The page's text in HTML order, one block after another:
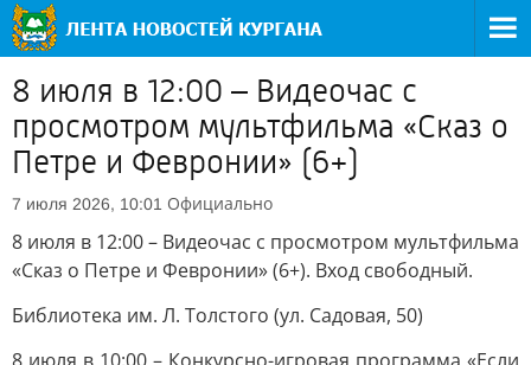
8 июля в 12:00 – Видеочас с
просмотром мультфильма «Сказ о
Петре и Февронии» (6+)
7 июля 2026, 10:01 Официально
8 июля в 12:00 – Видеочас с просмотром мультфильма
«Сказ о Петре и Февронии» (6+). Вход свободный.
Библиотека им. Л. Толстого (ул. Садовая, 50)